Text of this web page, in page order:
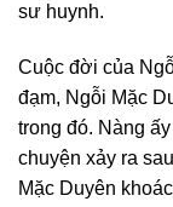
sư huynh.
Cuộc đời của
đạm, Ngỗi Mặc
trong đó. Nàng
chuyện xảy ra
Mặc Duyên